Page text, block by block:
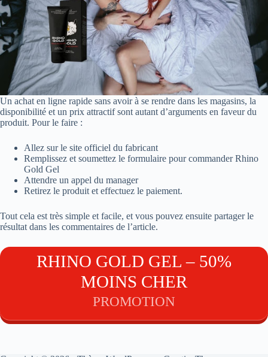
Un achat en ligne rapide sans avoir à se rendre dans les magasins, la
disponibilité et un prix attractif sont autant d’arguments en faveur du
produit. Pour le faire :
Allez sur le site officiel du fabricant
Remplissez et soumettez le formulaire pour commander Rhino
Gold Gel
Attendre un appel du manager
Retirez le produit et effectuez le paiement.
Tout cela est très simple et facile, et vous pouvez ensuite partager le
résultat dans les commentaires de l’article.
RHINO GOLD GEL – 50%
MOINS CHER
PROMOTION